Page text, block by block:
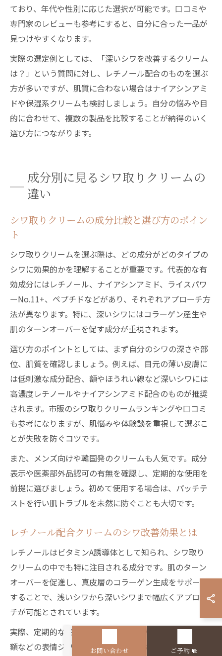
ており、年代や性別に応じた選択が可能です。口コミや
専門家のレビューも参考にすると、自分に合った一品が
見つけやすくなります。
実際の選定例としては、「深いシワを改善するクリーム
は？」という質問に対し、レチノール配合のものを選ぶ
方が多いですが、肌質に合わない場合はナイアシンアミ
ドや保湿系クリームも検討しましょう。自分の悩みや目
的に合わせて、複数の製品を比較することが納得のいく
選び方につながります。
成分別に見るシワ取りクリームの
違い
シワ取りクリームの成分比較と選び方のポイン
ト
シワ取りクリームを選ぶ際は、どの成分がどのタイプの
シワに効果的かを理解することが重要です。代表的な有
効成分にはレチノール、ナイアシンアミド、ライスパワ
ーNo.11+、ペプチドなどがあり、それぞれアプローチ方
法が異なります。特に、深いシワにはコラーゲン産生や
肌のターンオーバーを促す成分が重視されます。
選び方のポイントとしては、まず自分のシワの深さや部
位、肌質を確認しましょう。例えば、目元の薄い皮膚に
は低刺激な成分配合、額やほうれい線など深いシワには
高濃度レチノールやナイアシンアミド配合のものが推奨
されます。市販のシワ取りクリームランキングや口コミ
も参考になりますが、肌悩みや体験談を重視して選ぶこ
とが失敗を防ぐコツです。
また、メンズ向けや韓国発のクリームも人気です。成分
表示や医薬部外品認可の有無を確認し、定期的な使用を
前提に選びましょう。初めて使用する場合は、パッチテ
ストを行い肌トラブルを未然に防ぐことも大切です。
レチノール配合クリームのシワ改善効果とは
レチノールはビタミンA誘導体として知られ、シワ取り
クリームの中でも特に注目される成分です。肌のターン
オーバーを促進し、真皮層のコラーゲン生成をサポート
することで、浅いシワから深いシワまで幅広くアプロー
チが可能とされています。
実際、定期的な使用で肌のハリや弾力が向上し、目元や
額などの表情ジワが目立ちにくくなったという声も多く
お問い合わせ ご予約